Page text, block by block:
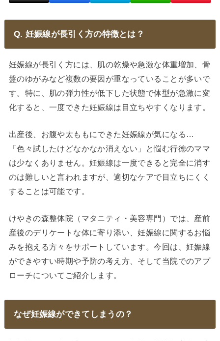
Q. 妊娠線が長引く方の特徴とは？
妊娠線が長引く方には、肌の乾燥や急激な体重増加、骨
盤のゆがみなど複数の要因が重なっていることが多いで
す。特に、肌の弾力性が低下した状態で体型が急激に変
化すると、一度できた妊娠線は目立ちやすくなります。
出産後、お腹や太ももにできた妊娠線が気になる…
「色々試したけどなかなか消えない」と悩む行徳のママ
は少なくありません。妊娠線は一度できると完全に消す
のは難しいと言われますが、適切なケアで目立ちにくく
することは可能です。
けやきの森整体院（マタニティ・美容専門）では、産前
産後のデリケートな体に寄り添い、妊娠線に関するお悩
みを抱える方々をサポートしています。今回は、妊娠線
ができやすい時期や予防の考え方、そして当院でのアプ
ローチについてご紹介します。
なぜ妊娠線ができてしまうの？